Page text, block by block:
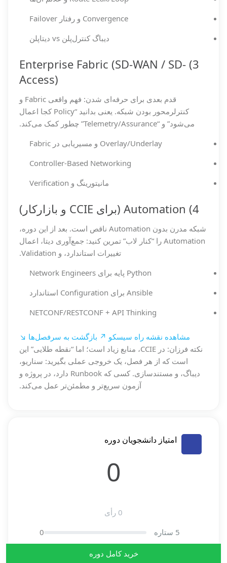
Convergence و رفتار Failover
دیباگ کنترل‌پلن vs دیتا‌پلن
3) Enterprise Fabric (SD-WAN / SD-
Access)
قدم بعدی برای حرفه‌ای شدن: فهم واقعی Fabric و
کنترلر‌محور بودن شبکه. یعنی بدانید “Policy کجا اعمال
می‌شود” و “Telemetry/Assurance” چطور کمک می‌کند.
Overlay/Underlay و مسیر‌یابی در Fabric
Controller-Based Networking
مانیتورینگ و Verification
4) Automation (برای CCIE و بازارکار)
شبکه مدرن بدون Automation ناقص است. بعد از این دوره،
Automation را “کنار لاب” تمرین کنید: جمع‌آوری دیتا، اعمال
تغییرات استاندارد، و Validation.
Python پایه برای Network Engineers
Ansible برای Configuration استاندارد
NETCONF/RESTCONF + API Thinking
مشاهده نقشه راه سیسکو ↗ بازگشت به سرفصل‌ها ↘
نکته فرزان: در CCIE، منابع زیاد است؛ اما “نقطه طلایی” این
است که از هر فصل، یک خروجی عملی بگیرید: سناریو،
دیباگ، و مستندسازی. کسی که Runbook دارد، در پروژه و
آزمون سریع‌تر و مطمئن‌تر عمل می‌کند.
امتیاز دانشجویان دوره
0
0 رأی
5 ستاره
0
خرید کامل دوره